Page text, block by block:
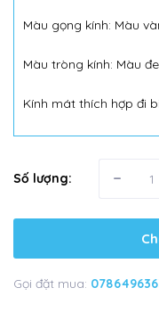
Màu gọng kính: Màu
Màu tròng kính: Màu
Kính mát thích hợp đi
Số lượng: -
Gọi đặt mua: